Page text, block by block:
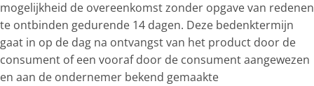
mogelijkheid de overeenkomst zonder opgave van redenen
te ontbinden gedurende 14 dagen. Deze bedenktermijn
gaat in op de dag na ontvangst van het product door de
consument of een vooraf door de consument aangewezen
en aan de ondernemer bekend gemaakte